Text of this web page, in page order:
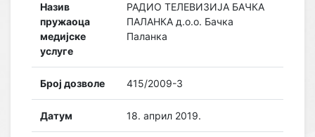
Назив
пружаоца
медијске
услуге
РАДИО ТЕЛЕВИЗИЈА БАЧКА
ПАЛАНКА д.о.о. Бачка
Паланка
Број дозволе 415/2009-3
Датум 18. април 2019.